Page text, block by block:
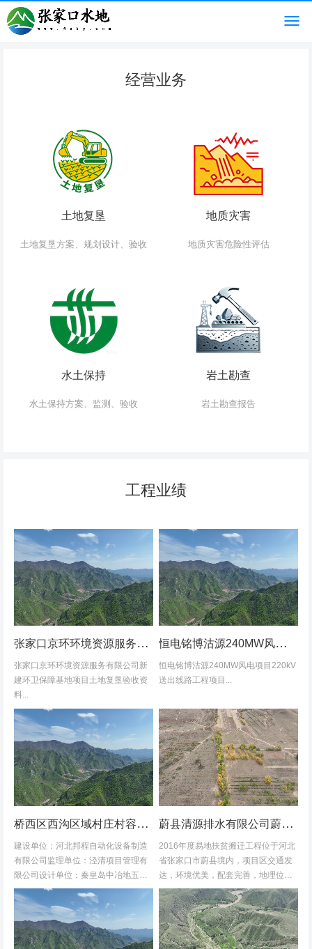
经营业务
土地复垦
土地复垦方案、规划设计、验收
地质灾害
地质灾害危险性评估
水土保持
水土保持方案、监测、验收
岩土勘查
岩土勘查报告
工程业绩
张家口京环环境资源服务有限公司新建环卫保障基地项目土地复垦验收资料
张家口京环环境资源服务有限公司新
建环卫保障基地项目土地复垦验收资
料...
恒电铭博沽源240MW风电项目220kV送出线路工程项目土地复垦验收资料
恒电铭博沽源240MW风电项目220kV
送出线路工程项目...
桥西区西沟区域村庄村容村貌改造提升及基础设施建设项目堆料场土地复垦验收资料
建设单位：河北邦程自动化设备制造
有限公司监理单位：泾清项目管理有
限公司设计单位：秦皇岛中冶地五一
五勘测有限公司施工单位：河北康安
劳务派遣有限公司桥西区西沟区域村
庄村容村貌改造提升及基础设施建设
项目堆料...
蔚县清源排水有限公司蔚县2016年度易地扶贫搬迁工程水土保持方案
2016年度易地扶贫搬迁工程位于河北
省张家口市蔚县境内，项目区交通发
达，环境优美，配套完善，地理位置
优越。项目地理位置图见附图1-1。项
目共建12个易地搬迁安置区，分别位
于白草村乡西户庄村、柏树乡柏树...